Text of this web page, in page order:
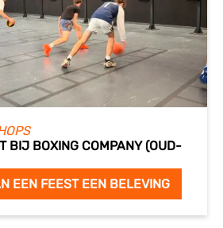
BIJ BOXING COMPANY (OUD-
EEN FEEST EEN BELEVING